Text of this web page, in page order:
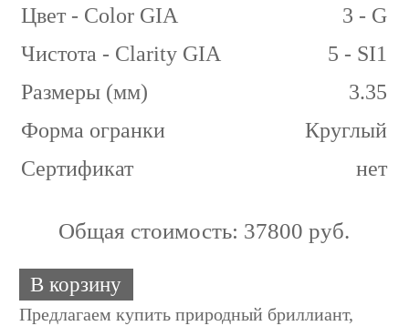
Цвет - Color GIA
3 - G
Чистота - Clarity GIA
5 - SI1
Размеры (мм)
3.35
Форма огранки
Круглый
Сертификат
нет
Общая стоимость: 37800 руб.
В корзину
Предлагаем купить природный бриллиант,